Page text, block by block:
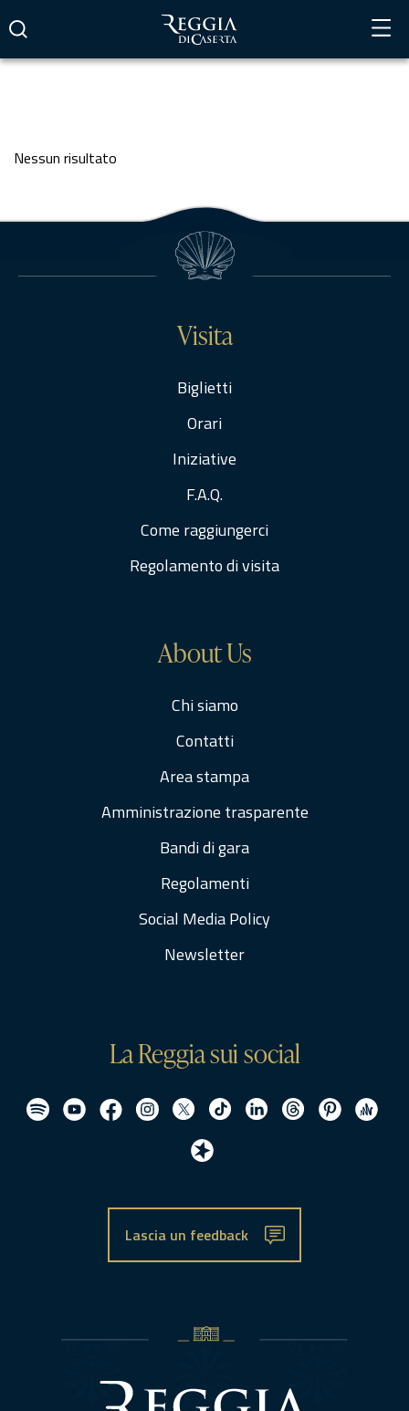
contenuto
Nessun risultato
Visita
Biglietti
Orari
Iniziative
F.A.Q.
Come raggiungerci
Regolamento di visita
About Us
Chi siamo
Contatti
Area stampa
Amministrazione trasparente
Bandi di gara
Regolamenti
Social Media Policy
Newsletter
La Reggia sui social
Lascia un feedback